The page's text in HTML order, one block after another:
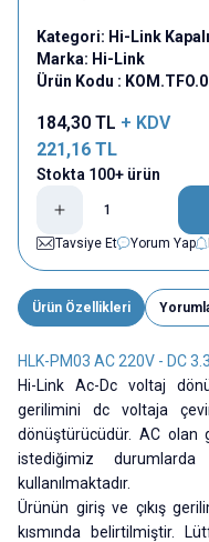
Kategori: Hi-Link
Marka: Hi-Link
Ürün Kodu :
184,30 TL + KDV
221,16 TL
Stokta 100+ ürün
Tavsiye Et
Yorum Yap
Ürün Özellikleri
HLK-PM03 AC 220V - DC
Hi-Link Ac-Dc voltaj
gerilimini dc voltaja
dönüştürücüdür. AC olan
istediğimiz
kullanılmaktadır.
Ürünün giriş ve çıkış
kısmında belirtilmiştir.